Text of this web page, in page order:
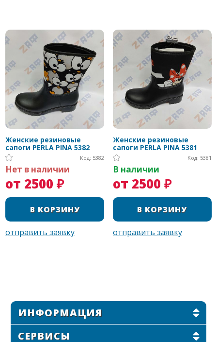
Женские резиновые
сапоги PERLA PINA 5382
Код: 5382
Нет в наличии
от 2500 ₽
Женские резиновые
сапоги PERLA PINA 5381
Код: 5381
В наличии
от 2500 ₽
ИНФОРМАЦИЯ
СЕРВИСЫ